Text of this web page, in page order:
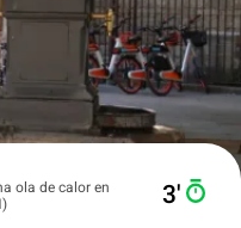
ola de calor en
3′